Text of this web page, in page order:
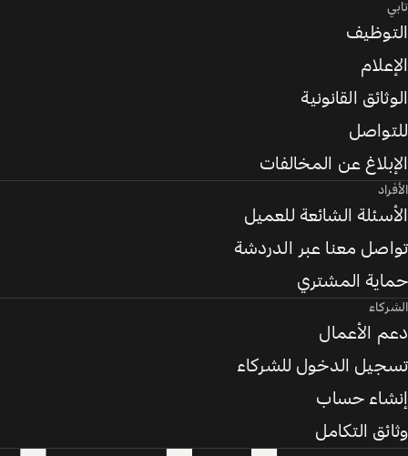
تابي
التوظيف
الإعلام
الوثائق القانونية
للتواصل
الإبلاغ عن المخالفات
الأفراد
الأسئلة الشائعة للعميل
تواصل معنا عبر الدردشة
حماية المشتري
الشركاء
دعم الأعمال
تسجيل الدخول للشركاء
إنشاء حساب
وثائق التكامل